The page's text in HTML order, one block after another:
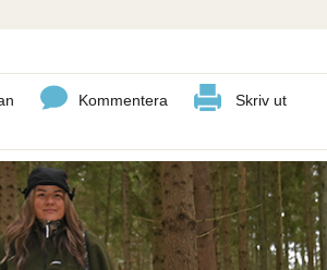
Kommentera Skriv ut